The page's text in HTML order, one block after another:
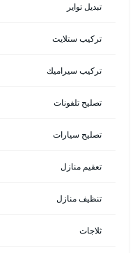
تبديل تواير
تركيب ستلايت
تركيب سيراميك
تصليح تلفونات
تصليح سيارات
تعقيم منازل
تنظيف منازل
ثلاجات